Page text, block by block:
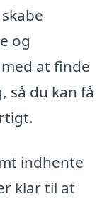
og
at finde
så du kan få
indhente
klar til at